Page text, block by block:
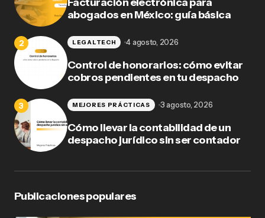
abogados en México: guía básica
Control de honorarios: cómo evitar
cobros pendientes en tu despacho
LEGALTECH 4 agosto, 2026
Cómo llevar la contabilidad de un
despacho jurídico sin ser contador
MEJORES PRÁCTICAS 3 agosto, 2026
Publicaciones populares